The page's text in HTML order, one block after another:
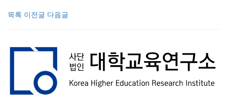
목록 이전글 다음글